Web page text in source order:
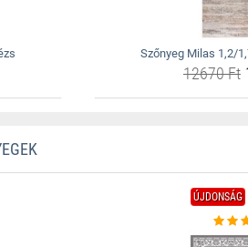
Szőnyeg Milas 1,2/
12670 Ft
ÚJDONSÁG